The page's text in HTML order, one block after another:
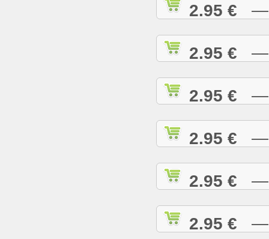
2.95 € —
2.95 € —
2.95 € —
2.95 € —
2.95 € —
2.95 € —